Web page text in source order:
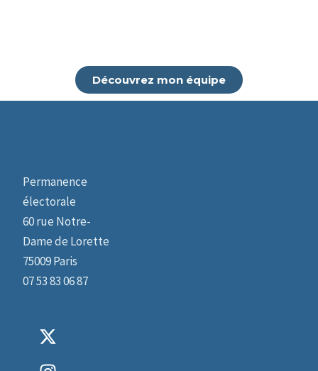
Découvrez mon équipe
Permanence
électorale
60 rue Notre-
Dame de Lorette
75009 Paris​
07 53 83 06 87
X
-
t
I
n
s